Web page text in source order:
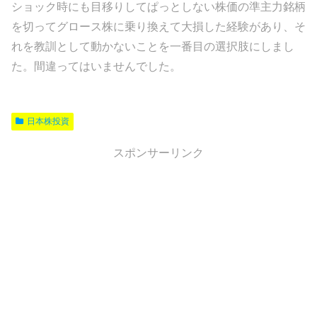
ショック時にも目移りしてぱっとしない株価の準主力銘柄
を切ってグロース株に乗り換えて大損した経験があり、そ
れを教訓として動かないことを一番目の選択肢にしまし
た。間違ってはいませんでした。
日本株投資
スポンサーリンク